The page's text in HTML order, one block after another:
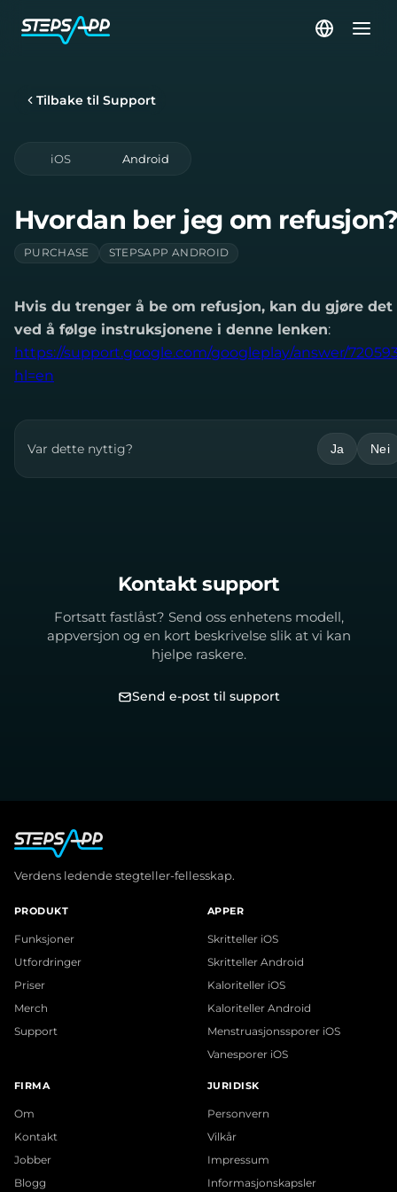
Tilbake til Support
iOS Android
Hvordan ber jeg om
PURCHASE STEPSAPP ANDROID
Hvis du trenger å be om refusjon, kan du gjøre det
ved å følge instruksjonene i denne lenken:
https://support.google.com/googleplay/answer/
hl=en
Var dette nyttig? Ja Nei
Kontakt support
Fortsatt fastlåst? Send oss enhetens modell,
appversjon og en kort beskrivelse slik at vi kan
hjelpe raskere.
Send e-post til support
Verdens ledende stegteller-fellesskap.
PRODUKT
Funksjoner
Utfordringer
Priser
Merch
Support
APPER
Skritteller iOS
Skritteller Android
Kaloriteller iOS
Kaloriteller Android
Menstruasjonssporer iOS
Vanesporer iOS
FIRMA
Om
Kontakt
Jobber
Blogg
JURIDISK
Personvern
Vilkår
Impressum
Informasjonskapsler